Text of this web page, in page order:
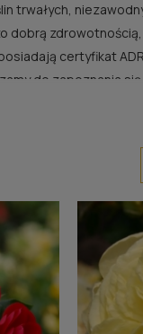
trwałych,
dobrą
certyfikat
do zapoznania